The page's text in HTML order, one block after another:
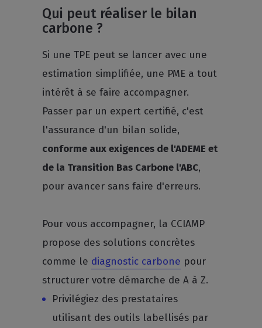
Qui peut réaliser le bilan
carbone ?
Si une TPE peut se lancer avec une
estimation simplifiée, une PME a tout
intérêt à se faire accompagner.
Passer par un expert certifié, c'est
l'assurance d'un bilan solide,
conforme aux exigences de l'ADEME et
de la Transition Bas Carbone l'ABC,
pour avancer sans faire d'erreurs.
Pour vous accompagner, la CCIAMP
propose des solutions concrètes
comme le diagnostic carbone pour
structurer votre démarche de A à Z.
Privilégiez des prestataires
utilisant des outils labellisés par